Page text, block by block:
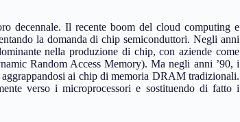
decennale. Il recente boom del cloud computing e
la domanda di chip semiconduttori. Negli anni
nella produzione di chip, con aziende come
Random Access Memory). Ma negli anni ’90, i
ai chip di memoria DRAM tradizionali.
verso i microprocessori e sostituendo di fatto i